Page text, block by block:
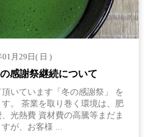
01月29日( 日 )
感謝祭継続について
いています「冬の感謝祭」 を
。 茶業を取り巻く環境は、肥
光熱費 資材費の高騰等まだま
が、お客様 ...